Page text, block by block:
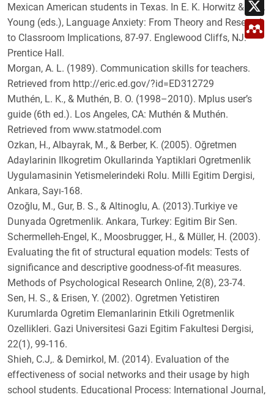
pi
Mexican American students in Texas. In E. K. Horwitz & D. J.
Young (eds.), Language Anxiety: From Theory and Research
to Classroom Implications, 87-97. Englewood Cliffs, NJ:
Prentice Hall.
Morgan, A. L. (1989). Communication skills for teachers.
Retrieved from http://eric.ed.gov/?id=ED312729
Muthén, L. K., & Muthén, B. O. (1998–2010). Mplus user’s
guide (6th ed.). Los Angeles, CA: Muthén & Muthén.
Retrieved from www.statmodel.com
Ozkan, H., Albayrak, M., & Berber, K. (2005). Oğretmen
Adaylarinin Ilkogretim Okullarinda Yaptiklari Ogretmenlik
Uygulamasinin Yetismelerindeki Rolu. Milli Egitim Dergisi,
Ankara, Sayı-168.
Ozoğlu, M., Gur, B. S., & Altinoglu, A. (2013).Turkiye ve
Dunyada Ogretmenlik. Ankara, Turkey: Egitim Bir Sen.
Schermelleh-Engel, K., Moosbrugger, H., & Müller, H. (2003).
Evaluating the fit of structural equation models: Tests of
significance and descriptive goodness-of-fit measures.
Methods of Psychological Research Online, 2(8), 23-74.
Sen, H. S., & Erisen, Y. (2002). Ogretmen Yetistiren
Kurumlarda Ogretim Elemanlarinin Etkili Ogretmenlik
Ozellikleri. Gazi Universitesi Gazi Egitim Fakultesi Dergisi,
22(1), 99-116.
Shieh, C.J,. & Demirkol, M. (2014). Evaluation of the
effectiveness of social networks and their usage by high
school students. Educational Process: International Journal,